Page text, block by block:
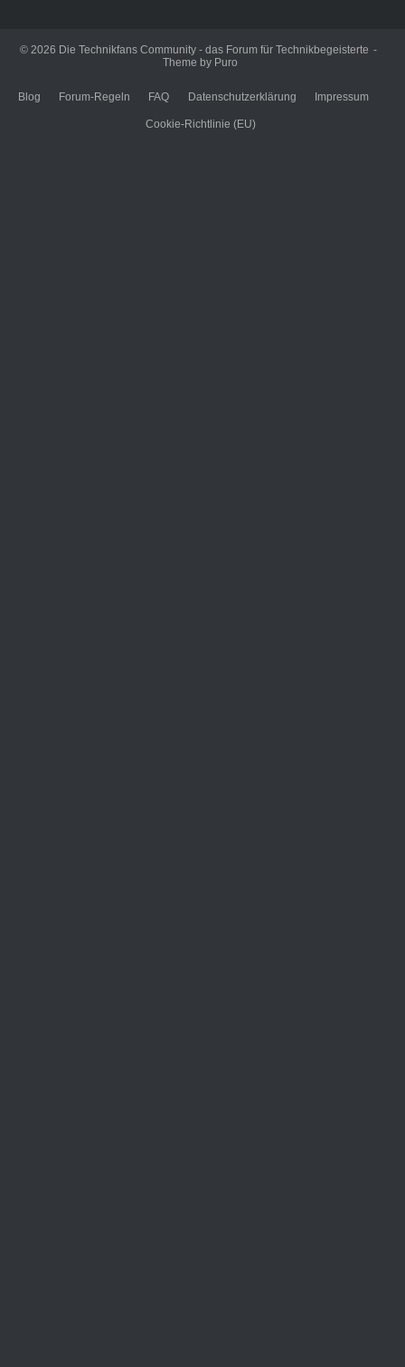
© 2026 Die Technikfans Community - das Forum für Technikbegeisterte
Theme by Puro
Blog Forum-Regeln FAQ Datenschutzerklärung Impressum
Cookie-Richtlinie (EU)